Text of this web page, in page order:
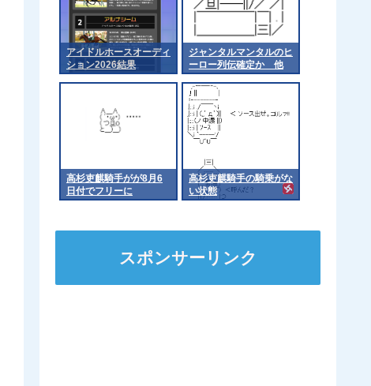
アイドルホースオーディ
ション2026結果
ジャンタルマンタルのヒ
ーロー列伝確定か 他
高杉吏麒騎手がが8月6
日付でフリーに
高杉吏麒騎手の騎乗がな
い状態
スポンサーリンク